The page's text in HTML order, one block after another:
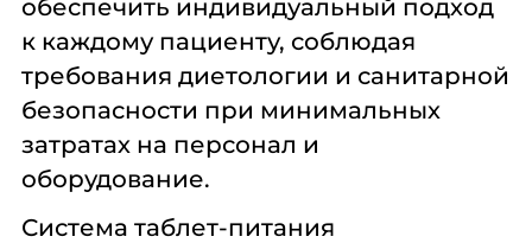
общественного
питания
Подробнее
Профессиональная
химия
проектирование
Подробнее
Консалтинг
Подробнее
Химия
профессиональная
обеспечить индивидуальный подход
к каждому пациенту, соблюдая
требования диетологии и санитарной
безопасности при минимальных
затратах на персонал и
оборудование.
Система таблет-питания